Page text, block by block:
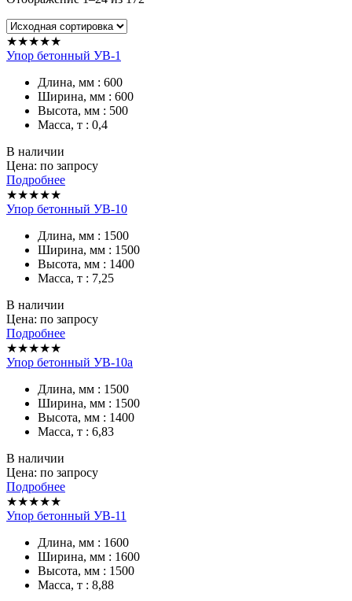
★★★★★
Упор бетонный УВ-1
Длина, мм : 600
Ширина, мм : 600
Высота, мм : 500
Масса, т : 0,4
В наличии
Цена: по запросу
Подробнее
★★★★★
Упор бетонный УВ-10
Длина, мм : 1500
Ширина, мм : 1500
Высота, мм : 1400
Масса, т : 7,25
В наличии
Цена: по запросу
Подробнее
★★★★★
Упор бетонный УВ-10а
Длина, мм : 1500
Ширина, мм : 1500
Высота, мм : 1400
Масса, т : 6,83
В наличии
Цена: по запросу
Подробнее
★★★★★
Упор бетонный УВ-11
Длина, мм : 1600
Ширина, мм : 1600
Высота, мм : 1500
Масса, т : 8,88